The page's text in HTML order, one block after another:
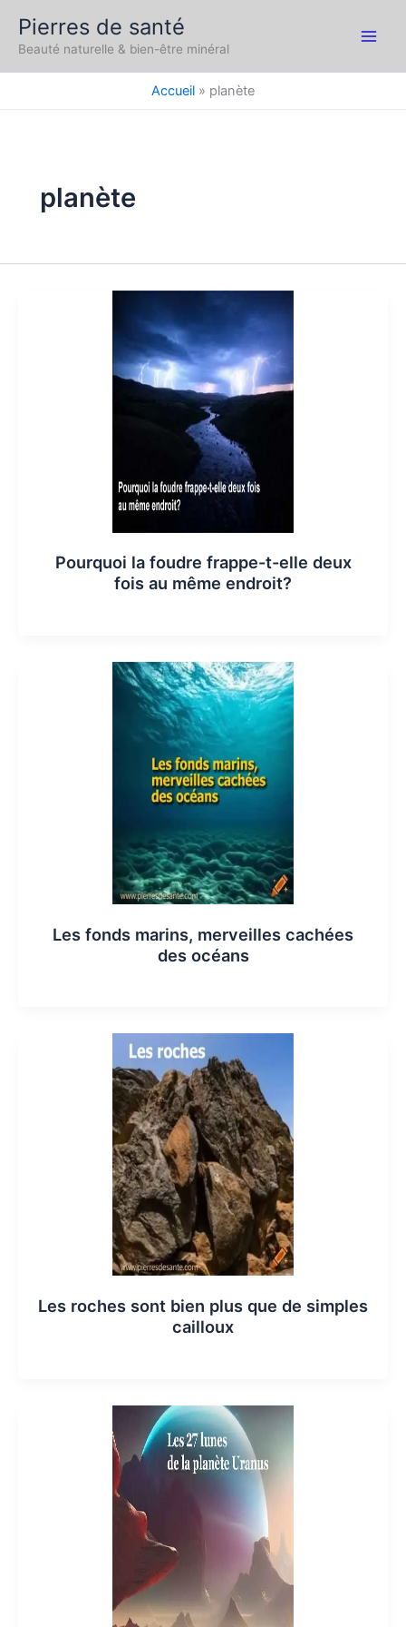
contenu
Pierres de santé
Beauté naturelle & bien-être minéral
Accueil planète
planète
Pourquoi la foudre frappe-t-elle deux
fois au même endroit?
Les fonds marins, merveilles cachées
des océans
Les roches sont bien plus que de simples
cailloux